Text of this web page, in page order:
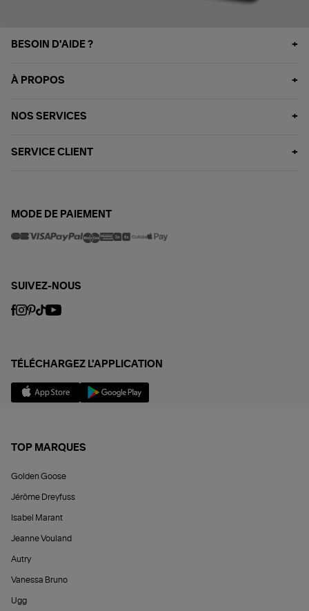
BESOIN D'AIDE ?
À PROPOS
NOS SERVICES
SERVICE CLIENT
MODE DE PAIEMENT
SUIVEZ-NOUS
TÉLÉCHARGEZ L'APPLICATION
TOP MARQUES
Golden Goose
Jérôme Dreyfuss
Isabel Marant
Jeanne Vouland
Autry
Vanessa Bruno
Ugg